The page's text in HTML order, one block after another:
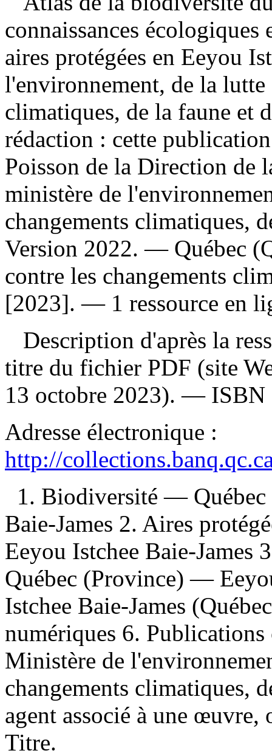
connaissances écologiques
aires protégées en Eeyou
l'environnement, de la lutte
climatiques, de la faune et
rédaction : cette
Poisson de la Direction de
ministère de
changements climatiques,
Version 2022. — Québec
contre les changements
[2023]. — 1 ressource en
Description d'après la
titre du fichier PDF (site
13 octobre 2023). — ISBN
Adresse électronique :
http://
1. Biodiversité —
Baie-James 2. Aires
Eeyou Istchee Baie-
Québec (Province) —
Istchee Baie-James
numériques 6.
Ministère de
changements climatiques,
agent associé à une
Titre.